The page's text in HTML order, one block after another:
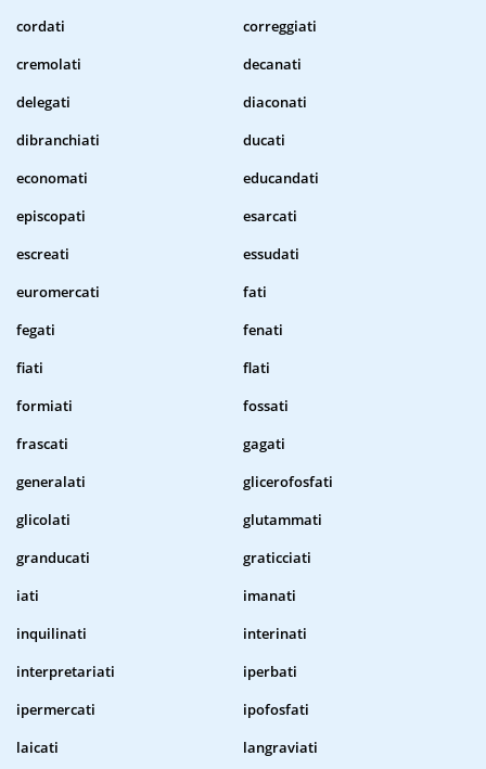
cordati
correggiati
cremolati
decanati
delegati
diaconati
dibranchiati
ducati
economati
educandati
episcopati
esarcati
escreati
essudati
euromercati
fati
fegati
fenati
fiati
flati
formiati
fossati
frascati
gagati
generalati
glicerofosfati
glicolati
glutammati
granducati
graticciati
iati
imanati
inquilinati
interinati
interpretariati
iperbati
ipermercati
ipofosfati
laicati
langraviati